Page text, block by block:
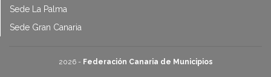
Sede La Palma
Sede Gran Canaria
2026 - Federación Canaria de Municipios